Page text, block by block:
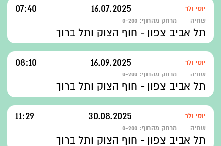
יוסי ולר 16.07.2025
07:40
שחיה מרחק מהחוף: 0-200
תל אביב צפון - חוף הצוק ותל ברוך
יוסי ולר 16.09.2025
08:10
שחיה מרחק מהחוף: 0-200
תל אביב צפון - חוף הצוק ותל ברוך
יוסי ולר 30.08.2025
11:29
שחיה מרחק מהחוף: 0-200
תל אביב צפון - חוף הצוק ותל ברוך